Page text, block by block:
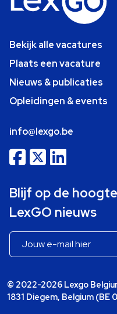
Bekijk alle vacatures
Plaats een vacature
Nieuws & publicaties
Opleidingen & events
info@lexgo.be
Blijf op de
LexGO nieuws
© 2022-2026 Lexgo
1831 Diegem, Belgium (BE